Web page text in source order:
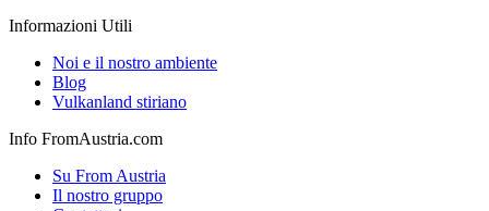
Informazioni Utili
Noi e il nostro ambiente
Blog
Vulkanland stiriano
Info FromAustria.com
Su From Austria
Il nostro gruppo